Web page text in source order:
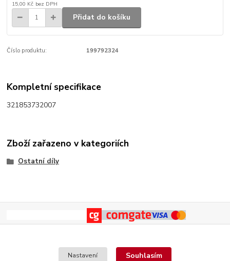
15,00 Kč bez DPH
Přidat do košíku
Číslo produktu: 199792324
Kompletní specifikace
321853732007
Zboží zařazeno v kategoriích
Ostatní díly
Nastavení Souhlasím